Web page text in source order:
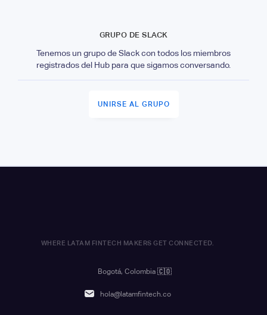
GRUPO DE SLACK
Tenemos un grupo de Slack con todos los miembros
registrados del Hub para que sigamos conversando.
UNIRSE AL GRUPO
WHERE LATAM FINTECH MAKERS GET CONNECTED.
Bogotá, Colombia 🇨🇴
hola@latamfintech.co